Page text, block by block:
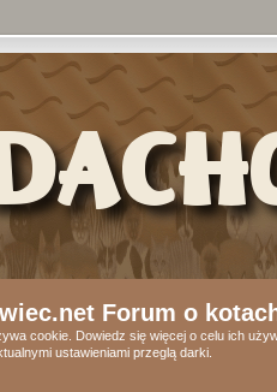
Forum o
cookie. Dowiedz się więcej o celu ich
ustawieniami przeglą darki.